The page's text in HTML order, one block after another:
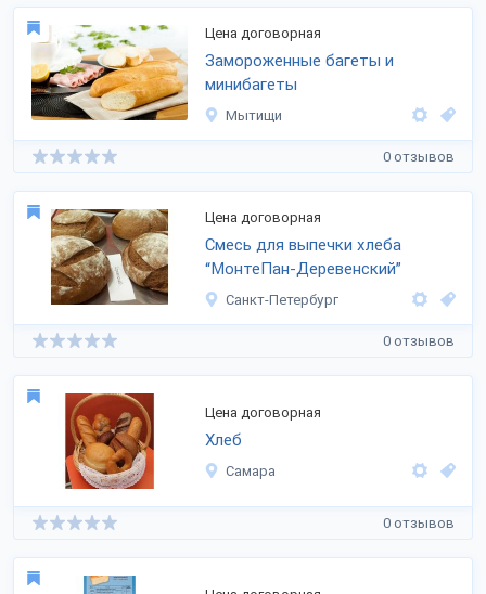
Цена договорная
Замороженные багеты и
минибагеты
Мытищи
0 отзывов
Цена договорная
Смесь для выпечки хлеба
“МонтеПан-Деревенский”
Санкт-Петербург
0 отзывов
Цена договорная
Хлеб
Самара
0 отзывов